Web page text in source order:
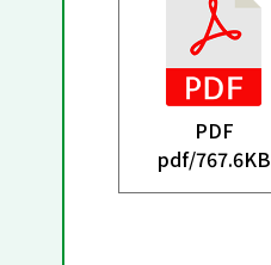
PDF
pdf/767.6KB